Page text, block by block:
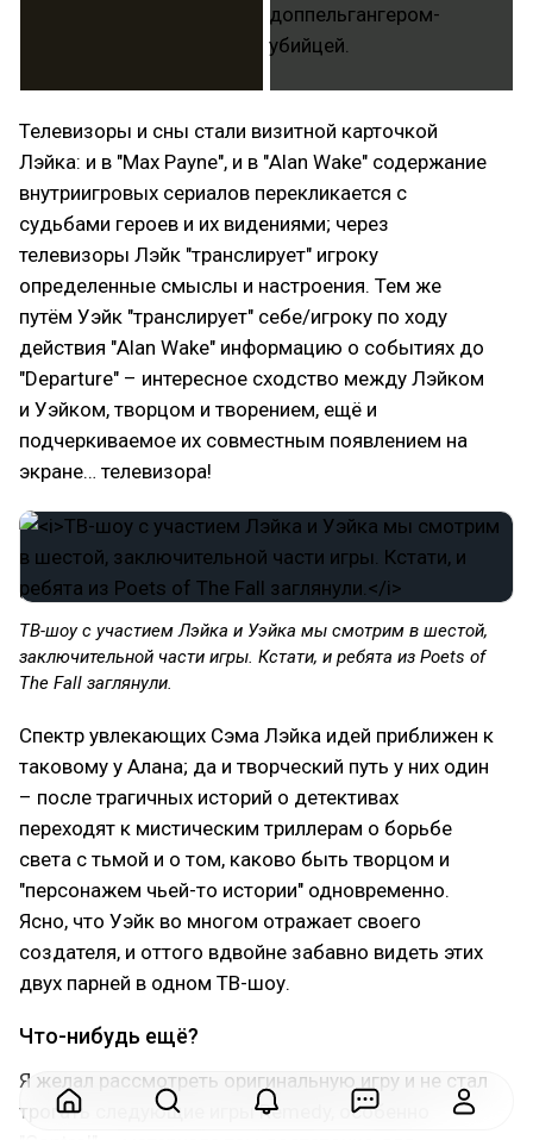
Телевизоры и сны стали визитной карточкой
Лэйка: и в "Max Payne", и в "Alan Wake" содержание
внутриигровых сериалов перекликается с
судьбами героев и их видениями; через
телевизоры Лэйк "транслирует" игроку
определенные смыслы и настроения. Тем же
путём Уэйк "транслирует" себе/игроку по ходу
действия "Alan Wake" информацию о событиях до
"Departure" – интересное сходство между Лэйком
и Уэйком, творцом и творением, ещё и
подчеркиваемое их совместным появлением на
экране… телевизора!
ТВ-шоу с участием Лэйка и Уэйка мы смотрим в шестой,
заключительной части игры. Кстати, и ребята из Poets of
The Fall заглянули.
Спектр увлекающих Сэма Лэйка идей приближен к
таковому у Алана; да и творческий путь у них один
– после трагичных историй о детективах
переходят к мистическим триллерам о борьбе
света с тьмой и о том, каково быть творцом и
"персонажем чьей-то истории" одновременно.
Ясно, что Уэйк во многом отражает своего
создателя, и оттого вдвойне забавно видеть этих
двух парней в одном ТВ-шоу.
Что-нибудь ещё?
Я желал рассмотреть оригинальную игру и не стал
трогать следующие игры Remedy, особенно